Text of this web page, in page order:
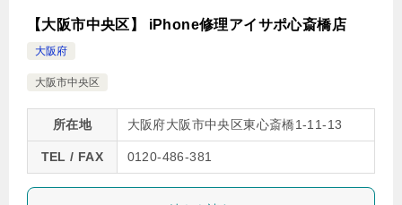
【大阪市中央区】 iPhone修理アイサポ心斎橋店
大阪府
大阪市中央区
所在地 大阪府大阪市中央区東心斎橋1-11-13
TEL / FAX 0120-486-381